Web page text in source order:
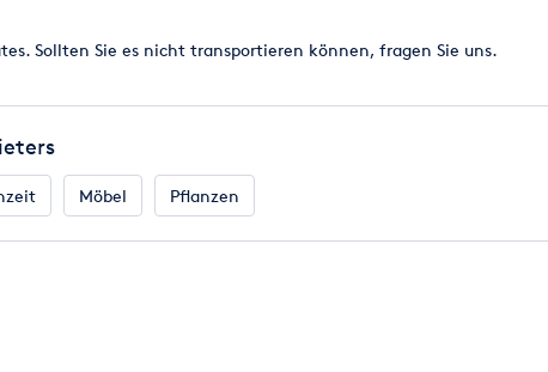
20 cm
hat ein eigenes Stromkabel
Sollten Sie es nicht transportieren können, fragen Sie uns.
Möbel Pflanzen